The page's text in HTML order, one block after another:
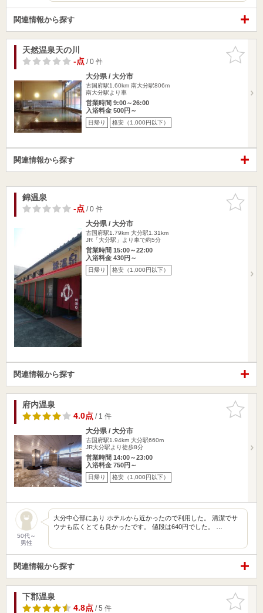
関連情報から探す
お気に入
りに追加
天然温泉天の川
-点/ 0 件
大分県 / 大分市
古国府駅1.60km 南大分駅806m
南大分駅より車
営業時間 9:00～26:00
入浴料金 500円～
日帰り 格安（1,000円以下）
関連情報から探す
お気に入
りに追加
錦温泉
-点/ 0 件
大分県 / 大分市
古国府駅1.79km 大分駅1.31km
JR「大分駅」より車で約5分
営業時間 15:00～22:00
入浴料金 430円～
日帰り 格安（1,000円以下）
関連情報から探す
お気に入
りに追加
府内温泉
4.0点/ 1 件
大分県 / 大分市
古国府駅1.94km 大分駅660m
JR大分駅より徒歩8分
営業時間 14:00～23:00
入浴料金 750円～
日帰り 格安（1,000円以下）
50代～
男性
大分中心部にあり ホテルから近かったので利用した。 清潔でサ
ウナも広くとても良かったです。 値段は640円でした。 …
関連情報から探す
お気に入
りに追加
下郡温泉
4.8点/ 5 件